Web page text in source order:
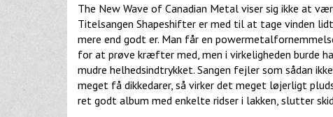
The New Wave of Canadian Metal viser sig ikke at
Titelsangen Shapeshifter er med til at tage vinden
mere end godt er. Man får en
for at prøve kræfter med, men i virkeligheden burde
mudre helhedsindtrykket. Sangen fejler som sådan
meget få dikkedarer, så virker det meget løjerligt
ret godt album med enkelte ridser i lakken, slutter